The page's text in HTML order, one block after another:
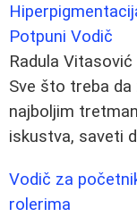
Potpuni Vodič
Radula Vitasović
Sve što treba
najboljim
iskustva, saveti
Vodič za
rolerima